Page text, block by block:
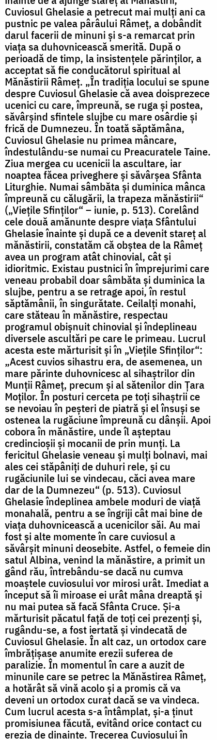
Cuviosul Ghelasie a petrecut mai mulți ani ca
pustnic pe valea pârâului Râmeț, a dobândit
darul facerii de minuni și s-a remarcat prin
viața sa duhovnicească smerită. După o
perioadă de timp, la insistențele părinților, a
acceptat să fie conducătorul spiritual al
Mănăstirii Râmeț. „În tradiția locului se spune
despre Cuviosul Ghelasie că avea doisprezece
ucenici cu care, împreună, se ruga și postea,
săvârșind sfintele slujbe cu mare osârdie și
frică de Dumnezeu. În toată săptămâna,
Cuviosul Ghelasie nu primea mâncare,
îndestulându-se numai cu Preacuratele Taine.
Ziua mergea cu ucenicii la ascultare, iar
noaptea făcea priveghere și săvârșea Sfânta
Liturghie. Numai sâmbăta și duminica mânca
împreună cu călugării, la trapeza mănăstirii“
(„Viețile Sfinților“ – iunie, p. 513). Corelând
cele două amănunte despre viața Sfântului
Ghelasie înainte și după ce a devenit stareț al
mănăstirii, constatăm că obștea de la Râmeț
avea un program atât chinovial, cât și
idioritmic. Existau pustnici în împrejurimi care
veneau probabil doar sâmbăta și duminica la
slujbe, pentru a se retrage apoi, în restul
săptămânii, în singurătate. Ceilalți monahi,
care stăteau în mănăstire, respectau
programul obișnuit chinovial și îndeplineau
diversele ascultări pe care le primeau. Lucrul
acesta este mărturisit și în „Viețile Sfinților“:
„Acest cuvios sihastru era, de asemenea, un
mare părinte duhovnicesc al sihaștrilor din
Munții Râmeț, precum și al sătenilor din Țara
Moților. În posturi cerceta pe toți sihaștrii ce
se nevoiau în peșteri de piatră și el însuși se
ostenea la rugăciune împreună cu dânșii. Apoi
cobora în mănăstire, unde îl așteptau
credincioșii și mocanii de prin munți. La
fericitul Ghelasie veneau și mulți bolnavi, mai
ales cei stăpâniți de duhuri rele, și cu
rugăciunile lui se vindecau, căci avea mare
dar de la Dumnezeu“ (p. 513). Cuviosul
Ghelasie îndeplinea ambele moduri de viață
monahală, pentru a se îngriji cât mai bine de
viața duhovnicească a ucenicilor săi. Au mai
fost și alte momente în care cuviosul a
săvârșit minuni deosebite. Astfel, o femeie din
satul Albina, venind la mănăstire, a primit un
gând rău, întrebându-se dacă nu cumva
moaștele cuviosului vor mirosi urât. Imediat a
început să îi miroase ei urât mâna dreaptă și
nu mai putea să facă Sfânta Cruce. Și-a
mărturisit păcatul față de toți cei prezenți și,
rugându-se, a fost iertată și vindecată de
Cuviosul Ghelasie. În alt caz, un ortodox care
îmbrățișase anumite erezii suferea de
paralizie. În momentul în care a auzit de
minunile care se petrec la Mănăstirea Râmeț,
a hotărât să vină acolo și a promis că va
deveni un ortodox curat dacă se va vindeca.
Cum lucrul acesta s-a întâmplat, și-a ținut
promisiunea făcută, evitând orice contact cu
erezia de dinainte. Trecerea Cuviosului în